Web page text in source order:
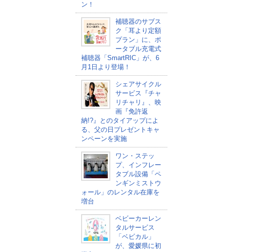
ン！
補聴器のサブス
ク「耳より定額
プラン」に、ポ
ータブル充電式
補聴器「SmartRIC」が、6
月1日より登場！
シェアサイクル
サービス『チャ
リチャリ』、映
画『免許返
納!?』とのタイアップによ
る、父の日プレゼントキャ
ンペーンを実施
ワン・ステッ
プ、インフレー
タブル設備「ペ
ンギンミストウ
ォール」のレンタル在庫を
増台
ベビーカーレン
タルサービス
「ベビカル」
が、愛媛県に初